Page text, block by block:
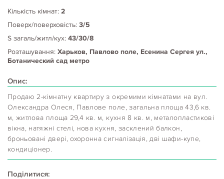
Кількість кімнат: 2
Поверх/поверховість: 3/5
S загаль/житл/кух: 43/30/8
Розташування: Харьков, Павлово поле, Есенина Сергея ул.,
Ботанический сад метро
Опис:
Продаю 2-кімнатну квартиру з окремими кімнатами на вул.
Олександра Олеся, Павлове поле, загальна площа 43,6 кв.
м, житлова площа 29,4 кв. м, кухня 8 кв. м, металопластикові
вікна, натяжні стелі, нова кухня, засклений балкон,
броньовані двері, охоронна сигналізація, дві шафи-купе,
кондиціонер.
Поділитися: